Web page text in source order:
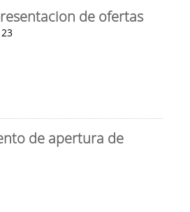
de ofertas
de apertura de